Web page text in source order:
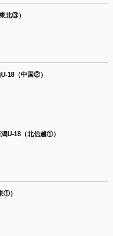
北③）
18（中国②）
U-18（北信越①）
①）